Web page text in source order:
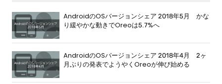
AndroidのOSバージョンシェア 2018年5月 かな
り緩やかな動きでOreoは5.7%へ
AndroidのOSバージョンシェア 2018年4月 2ヶ
月ぶりの発表でようやくOreoが伸び始める